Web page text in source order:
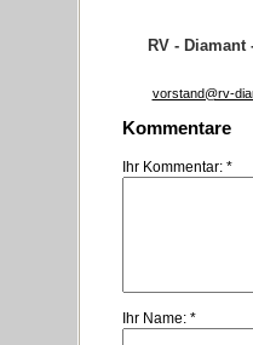
RV - Diamant
vorstand@rv-
Kommentare
Ihr Kommentar: *
Ihr Name: *